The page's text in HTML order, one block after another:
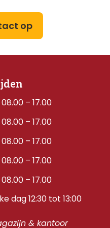
op
08.00 – 17.00
08.00 – 17.00
08.00 – 17.00
08.00 – 17.00
08.00 – 17.00
dag 12:30 tot 13:00
& kantoor